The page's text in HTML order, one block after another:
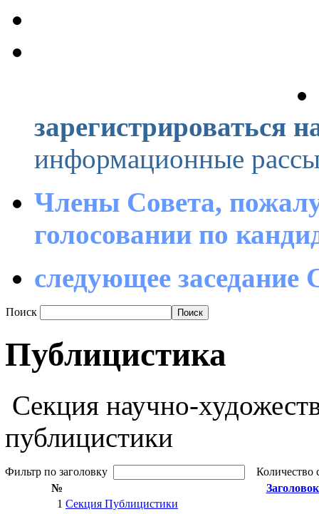
зарегистрироваться
информационные
Члены Совета,
голосовании по
следующее заседание
Поиск
Публицистика
Секция научно-
публицистики
Фильтр по заголовку
Количество
№
1 Секция Публицистики